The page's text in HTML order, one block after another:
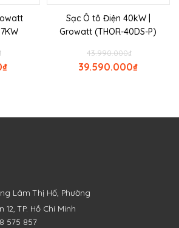
₫
Sạc Ô tô Điện 40kW |
Growatt (THOR-40DS-P)
₫
43.990.000
₫
39.590.000
Lâm Thị Hố, Phường
TP. Hồ Chí Minh
575 857